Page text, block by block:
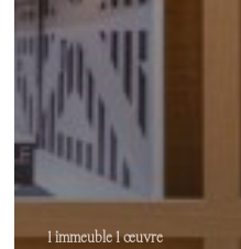
1 immeuble 1 œuvre